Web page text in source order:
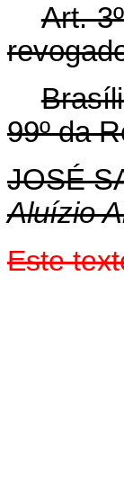
Art.
99º da
JOSÉ
Aluízio
Este